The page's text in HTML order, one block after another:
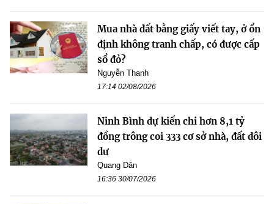
Mua nhà đất bằng giấy viết tay, ở ổn
định không tranh chấp, có được cấp
sổ đỏ?
Nguyễn Thanh
17:14 02/08/2026
Ninh Bình dự kiến chi hơn 8,1 tỷ
đồng trông coi 333 cơ sở nhà, đất dôi
dư
Quang Dân
16:36 30/07/2026